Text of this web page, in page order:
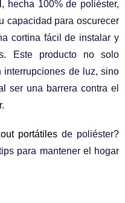
, hecha 100% de poliéster,
capacidad para oscurecer
cortina fácil de instalar y
Este producto no solo
de luz, sino
ser una barrera contra el
portátilesde poliéster?
para mantener el hogar